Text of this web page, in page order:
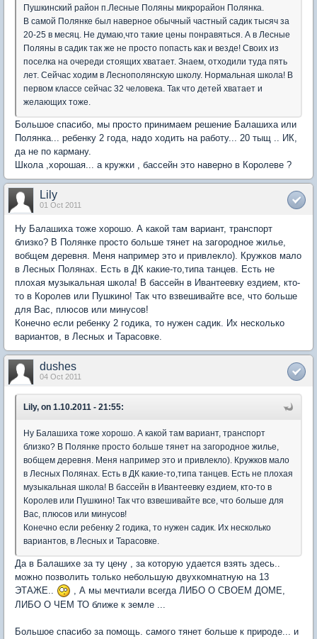
Пушкинский район п.Лесные Поляны микрорайон Полянка.
В самой Полянке был наверное обычный частный садик тысяч за
20-25 в месяц. Не думаю,что такие цены понравяться. А в Лесные
Поляны в садик так же не просто попасть как и везде! Своих из
поселка на очереди стоящих хватает. Знаем, отходили туда пять
лет. Сейчас ходим в Леснополянскую школу. Нормальная школа! В
первом классе сейчас 32 человека. Так что детей хватает и
желающих тоже.
Большое спасибо, мы просто принимаем решение Балашиха или
Полянка... ребенку 2 года, надо ходить на работу... 20 тыщ .. ИК,
да не по карману.
Школа ,хорошая... а кружки , бассейн это наверно в Королеве ?
Lily
01 Oct 2011
Ну Балашиха тоже хорошо. А какой там вариант, транспорт
близко? В Полянке просто больше тянет на загородное жилье,
вобщем деревня. Меня например это и привлекло). Кружков мало
в Лесных Полянах. Есть в ДК какие-то,типа танцев. Есть не
плохая музыкальная школа! В бассейн в Ивантеевку ездием, кто-
то в Королев или Пушкино! Так что взвешивайте все, что больше
для Вас, плюсов или минусов!
Конечно если ребенку 2 годика, то нужен садик. Их несколько
вариантов, в Лесных и Тарасовке.
dushes
04 Oct 2011
Lily, on 1.10.2011 - 21:55:
Ну Балашиха тоже хорошо. А какой там вариант, транспорт
близко? В Полянке просто больше тянет на загородное жилье,
вобщем деревня. Меня например это и привлекло). Кружков мало
в Лесных Полянах. Есть в ДК какие-то,типа танцев. Есть не плохая
музыкальная школа! В бассейн в Ивантеевку ездием, кто-то в
Королев или Пушкино! Так что взвешивайте все, что больше для
Вас, плюсов или минусов!
Конечно если ребенку 2 годика, то нужен садик. Их несколько
вариантов, в Лесных и Тарасовке.
Да в Балашихе за ту цену , за которую удается взять здесь..
можно позволить только небольшую двухкомнатную на 13
ЭТАЖЕ..
, А мы мечтиали всегда ЛИБО О СВОЕМ ДОМЕ,
ЛИБО О ЧЕМ ТО ближе к земле ...
Большое спасибо за помощь. самого тянет больше к природе... и